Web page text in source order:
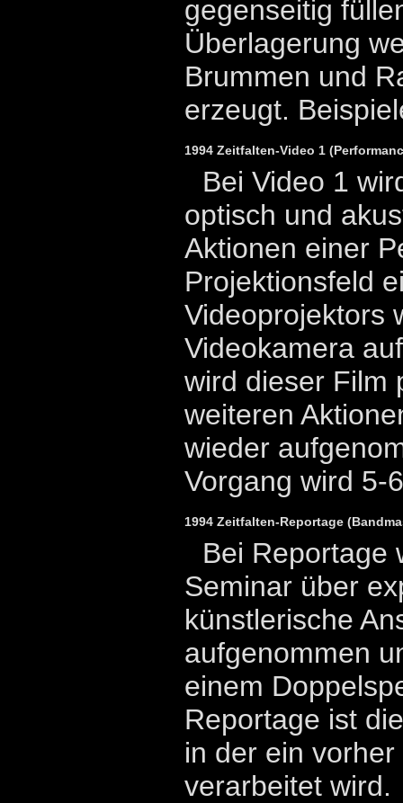
gegenseitig
Überlagerung
Brummen und
erzeugt.
1994 Zeitfalten-Video 1
Bei Video 1
optisch und
Aktionen einer
Projektionsfeld
Videoprojektors
Videokamera
wird dieser Film
weiteren
wieder
Vorgang wird 5-
1994 Zeitfalten-Reportage
Bei Reportage
Seminar über
künstlerische
aufgenommen
einem
Reportage ist
in der ein
verarbeitet wird.